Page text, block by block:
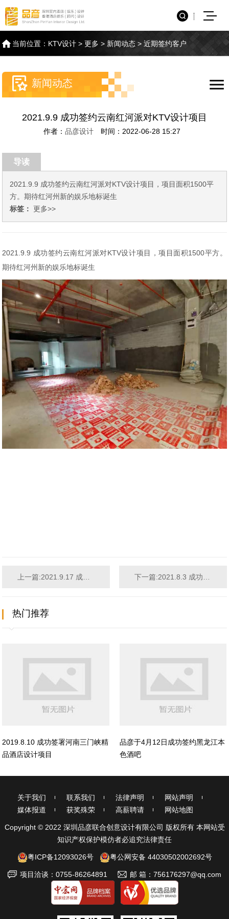
当前位置： KTV设计 >更多 > 新闻动态 >近期签约客户
新闻动态
2021.9.9 成功签约云南红河派对KTV设计项目
作者： 品彦设计 时间：2022-06-28 15:27
导读
2021.9.9 成功签约云南红河派对KTV设计项目，项目面积1500平
方。期待红河州新的娱乐地标诞生
标签： 更多>>
2021.9.9 成功签约云南红河派对KTV设计项目，项目面积1500平方。
期待红河州新的娱乐地标诞生
上一篇:2021.9.17 成功签约广东肇庆商务酒店设计项目 下一篇:2021.8.3 成功签约宁夏银川KTV设计项目
热门推荐
2019.8.10 成功签署河南三门峡精
品酒店设计项目
品彦于4月12日成功签约黑龙江本
色酒吧
关于我们 联系我们 法律声明
网站声明
媒体报道
获奖殊荣 高薪聘请 网站地图
Copyright © 2022 深圳品彦联合创意设计有限公司 版权所有 本网站受
知识产权保护模仿者必追究法律责任
粤ICP备12093026号 粤公网安备 44030502002692号
项目洽谈：0755-86264891 邮 箱：756176297@qq.com